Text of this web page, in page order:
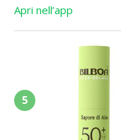
Apri nell’app
5